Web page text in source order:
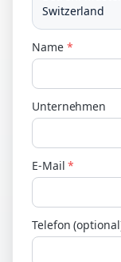
Switzerland
Name *
Unternehmen
E-Mail *
Telefon